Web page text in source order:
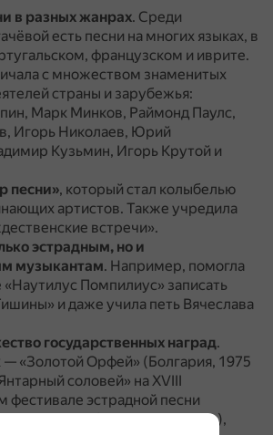
в разных жанрах. Среди
есть песни на многих языках, в
французском и иврите.
с множеством знаменитых
страны и зарубежья:
Марк Минков, Раймонд Паулс,
Игорь Николаев, Юрий
Кузьмин, Игорь Крутой и
песни», который стал колыбелью
артистов. Также учредила
встречи».
эстрадным, но и
музыкантам. Например, помогла
Помпилиус» записать
и даже учила петь Вячеслава
государственных наград.
— «Золотой Орфей» (Болгария, 1975
соловей» на XVIII
эстрадной песни
в Сопоте (Польша, 1978 год),